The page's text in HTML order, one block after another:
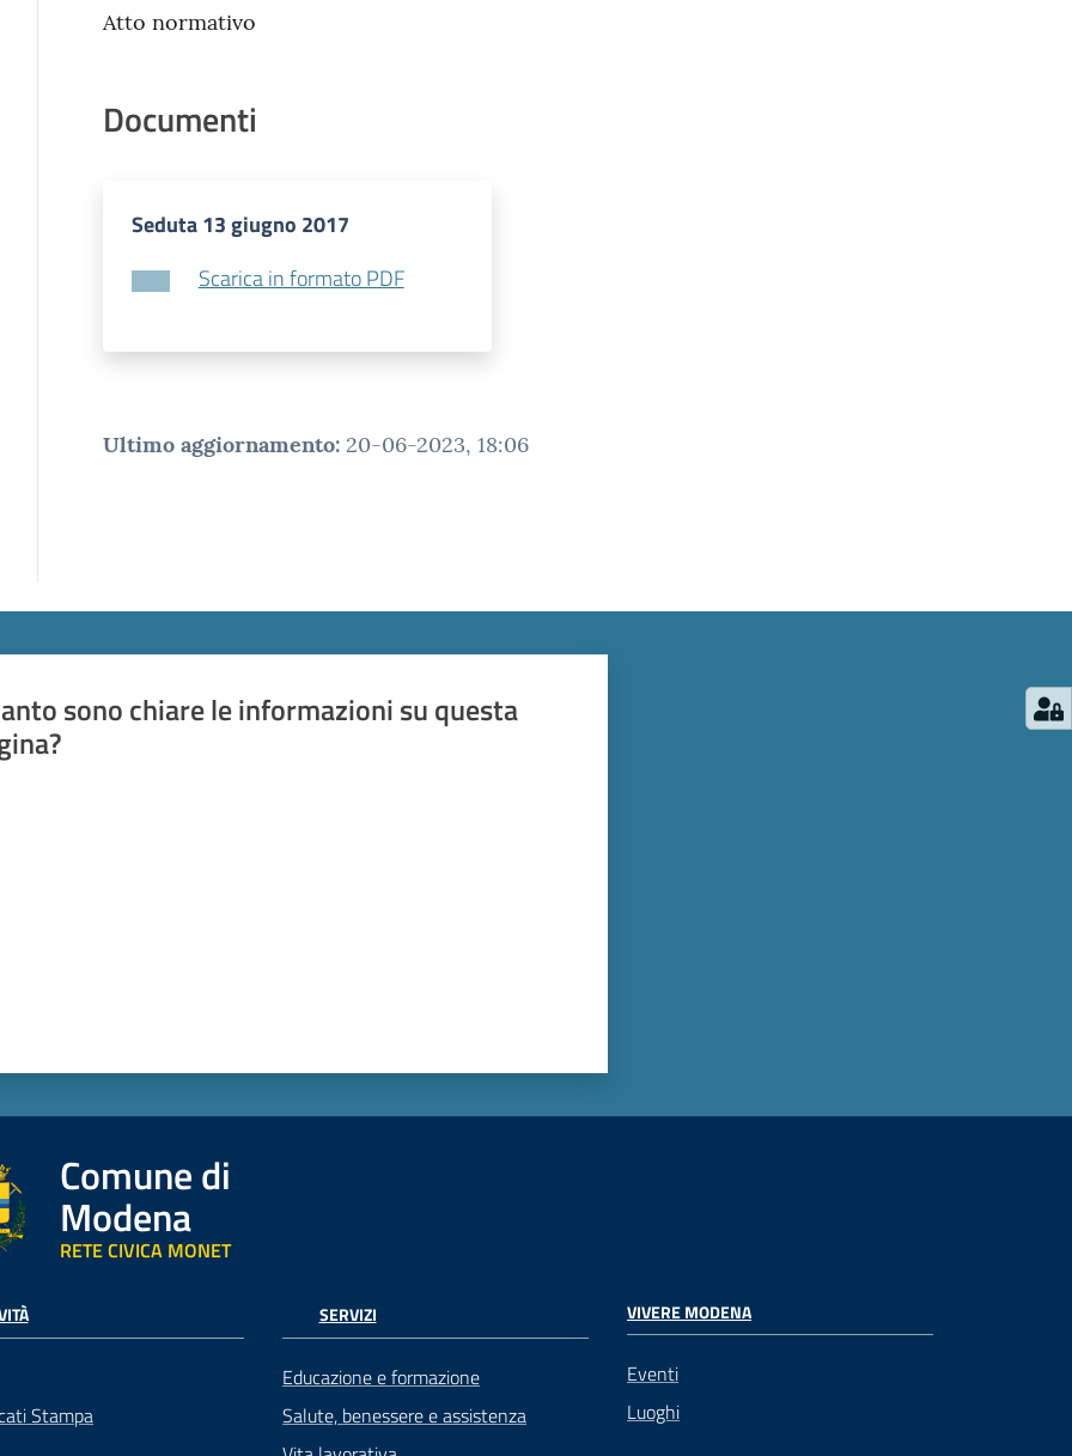
Atto normativo
Documenti
Seduta 13 giugno 2017
Scarica in formato PDF
Ultimo aggiornamento: 20-06-2023, 18:06
sono chiare le informazioni su questa
Comune di
Modena
RETE CIVICA MONET
Stampa
SERVIZI
Educazione e formazione
Salute, benessere e assistenza
VIVERE MODENA
Eventi
Luoghi